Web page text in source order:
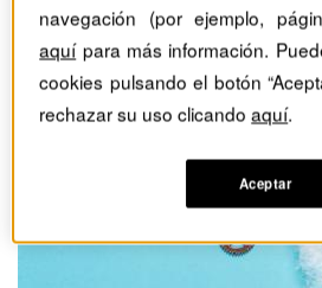
estratégico:
crecimiento
empresas del
navegación (por ejemplo,
aquípara más información.
cookies pulsando el botón
rechazar su uso clicandoaquí.
Aceptar